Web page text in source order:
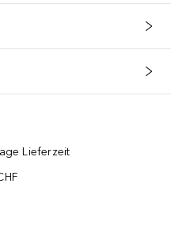
Lieferzeit